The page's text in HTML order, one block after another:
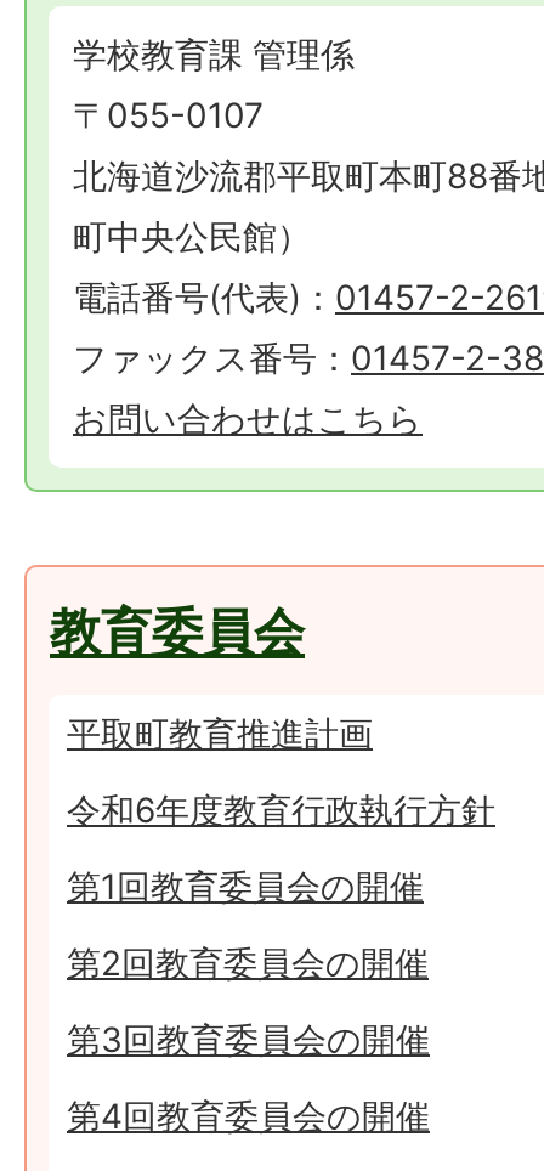
学校教育課 管理係
〒055-0107
北海道沙流郡平取町本町88番
町中央公民館）
電話番号(代表)： 01457-2-
ファックス番号： 01457-2-
お問い合わせはこちら
教育委員会
平取町教育推進計画
令和6年度教育行政執行方針
第1回教育委員会の開催
第2回教育委員会の開催
第3回教育委員会の開催
第4回教育委員会の開催